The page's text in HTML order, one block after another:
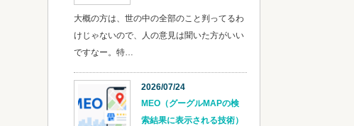
大概の方は、世の中の全部のこと判ってるわ
けじゃないので、人の意見は聞いた方がいい
ですなー。特…
2026/07/24
MEO（グーグルMAPの検
索結果に表示される技術）